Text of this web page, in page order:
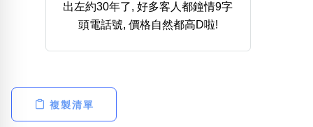
清除全部分類
出左約30年了, 好多客人都鐘情9字
頭電話號, 價格自然都高D啦!
複製清單